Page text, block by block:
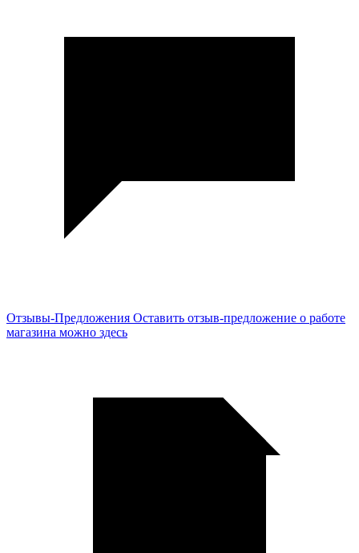
Отзывы-Предложения Оставить отзыв-предложение о работе
магазина можно здесь